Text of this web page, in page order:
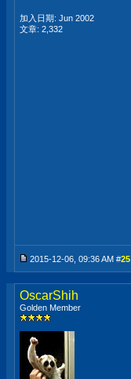
加入日期: Jun 2002
文章: 2,332
2015-12-06, 09:36 AM #25
OscarShih
Golden Member